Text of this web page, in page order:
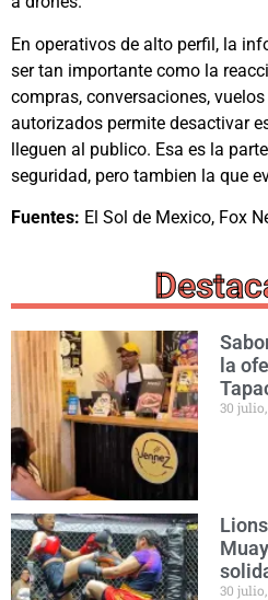
En operativos de alto perfil, la
ser tan importante como la
compras, conversaciones,
autorizados permite desactivar
lleguen al publico. Esa es la
seguridad, pero tambien la que
Fuentes: El Sol de Mexico, Fox
la
30
30